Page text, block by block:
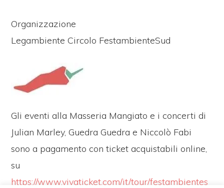
Organizzazione
Legambiente Circolo FestambienteSud
Gli eventi alla Masseria Mangiato e i concerti di
Julian Marley, Guedra Guedra e Niccolò Fabi
sono a pagamento con ticket acquistabili online,
su
https://www.vivaticket.com/it/tour/festambientes